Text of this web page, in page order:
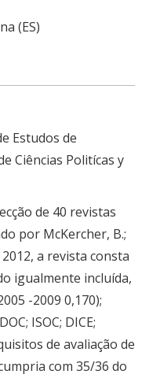
(ES)
Estudos de
Ciências Politícas y
de 40 revistas
por McKercher, B.;
a revista consta
igualmente incluída,
-2009 0,170);
ISOC; DICE;
de avaliação de
com 35/36 do